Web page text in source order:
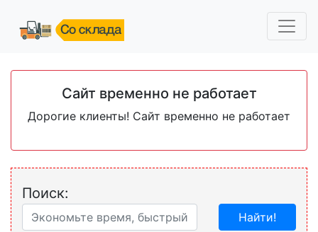
Сайт временно не работает
Дорогие клиенты! Сайт временно не работает
Поиск:
Найти!